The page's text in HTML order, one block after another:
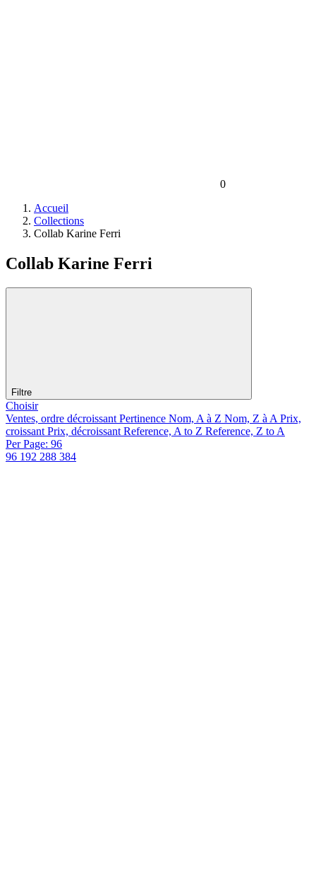
0
Accueil
Collections
Collab Karine Ferri
Collab Karine Ferri
Filtre
Choisir
Ventes, ordre décroissant Pertinence Nom, A à Z Nom, Z à A Prix,
croissant Prix, décroissant Reference, A to Z Reference, Z to A
Per Page: 96
96 192 288 384